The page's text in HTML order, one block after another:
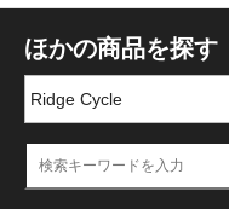
ほかの商品を探す